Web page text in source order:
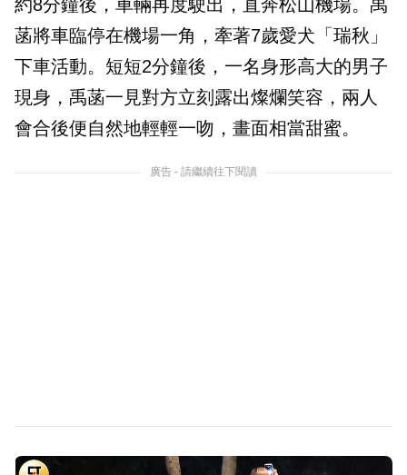
約8分鐘後，車輛再度駛出，直奔松山機場。禹
菡將車臨停在機場一角，牽著7歲愛犬「瑞秋」
下車活動。短短2分鐘後，一名身形高大的男子
現身，禹菡一見對方立刻露出燦爛笑容，兩人
會合後便自然地輕輕一吻，畫面相當甜蜜。
廣告 - 請繼續往下閱讀